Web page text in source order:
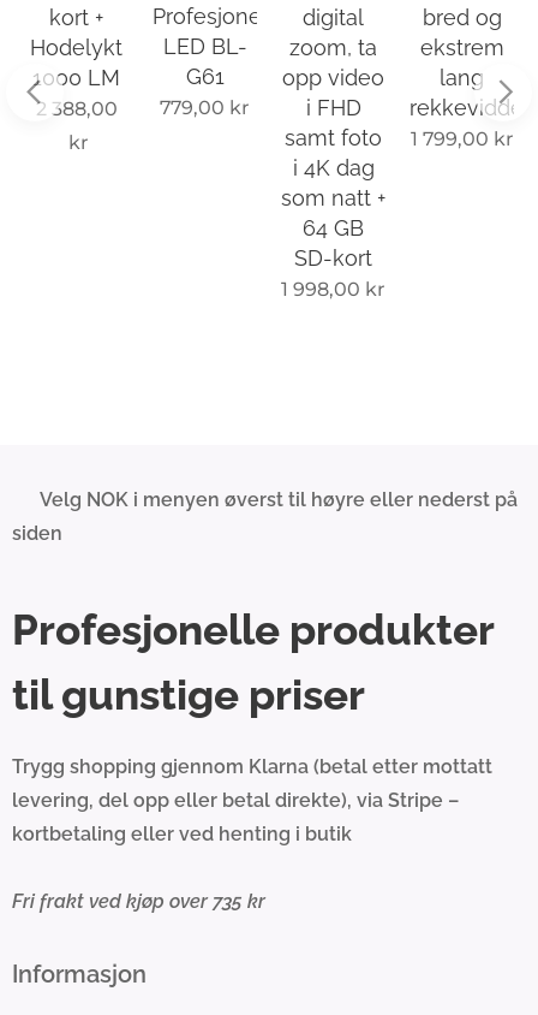
kort +
Hodelykt
1000 LM
2 388,00
kr
Profesjonell
LED BL-
G61
779,00 kr
digital
zoom, ta
opp video
i FHD
samt foto
i 4K dag
som natt +
64 GB
SD-kort
1 998,00 kr
bred og
ekstrem
lang
rekkevidde
1 799,00 kr
💰 Velg NOK i menyen øverst til høyre eller nederst på
siden
Profesjonelle produkter
til gunstige priser
Trygg shopping gjennom Klarna (betal etter mottatt
levering, del opp eller betal direkte), via Stripe –
kortbetaling eller ved henting i butik
Fri frakt ved kjøp over 735 kr
Informasjon